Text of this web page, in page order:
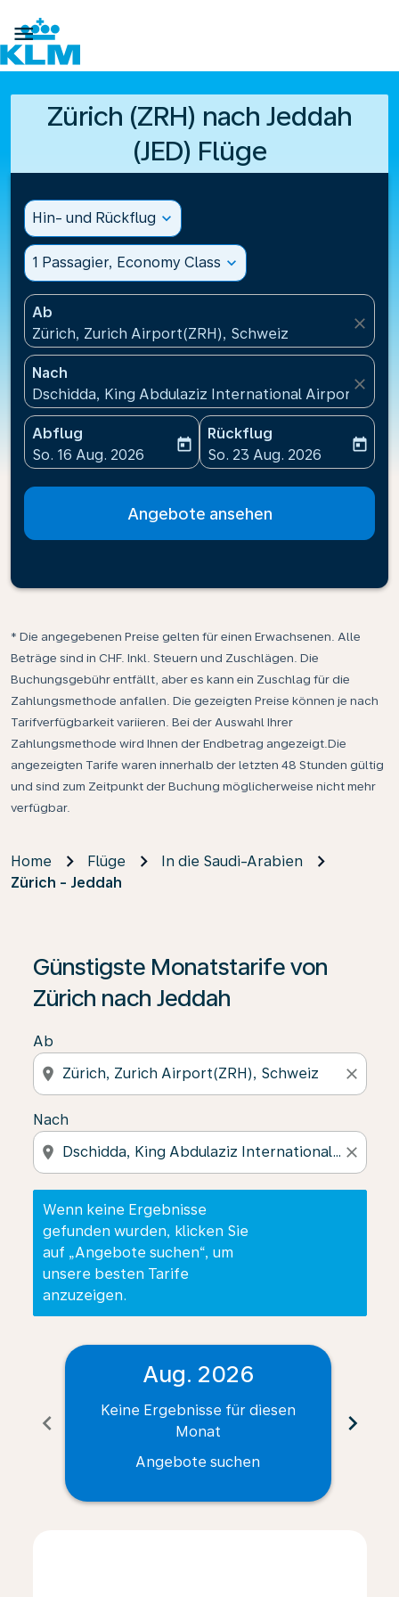

Zürich (ZRH) nach Jeddah
(JED) Flüge
Hin- und Rückflug expand_more
1 Passagier, Economy Class expand_more
Ab
Zürich, Zurich Airport(ZRH), Schweiz
close
Nach
Dschidda, King Abdulaziz International
close
Abflug
fc-booking-departure-date-aria-label
So. 16 Aug. 2026
today
Rückflug
fc-booking-return-date-
So. 23 Aug. 2026
today
Angebote ansehen
* Die angegebenen Preise gelten für einen Erwachsenen. Alle
Beträge sind in CHF. Inkl. Steuern und Zuschlägen. Die
Buchungsgebühr entfällt, aber es kann ein Zuschlag für die
Zahlungsmethode anfallen. Die gezeigten Preise können je nach
Tarifverfügbarkeit variieren. Bei der Auswahl Ihrer
Zahlungsmethode wird Ihnen der Endbetrag angezeigt.Die
angezeigten Tarife waren innerhalb der letzten 48 Stunden gültig
und sind zum Zeitpunkt der Buchung möglicherweise nicht mehr
verfügbar.
Home Flüge
In die Saudi-Arabien
Zürich - Jeddah
Günstigste Monatstarife von
Zürich nach Jeddah
Ab
location_on close
Nach
location_on close
Wenn keine Ergebnisse
gefunden wurden, klicken Sie
auf „Angebote suchen“, um
unsere besten Tarife
anzuzeigen.
Wenn keine Ergebnisse gefunden wurden, klicken
chevron_left
Aug. 2026
Keine Ergebnisse für diesen
Monat
Angebote suchen
chevron_right